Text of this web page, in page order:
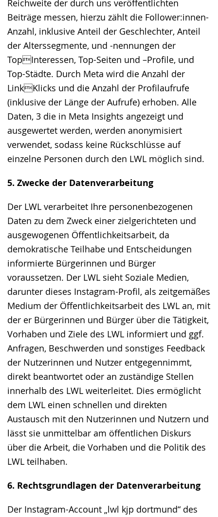
Reichweite der durch uns veröffentlichten
Beiträge messen, hierzu zählt die Follower:innen-
Anzahl, inklusive Anteil der Geschlechter, Anteil
der Alterssegmente, und -nennungen der
TopInteressen, Top-Seiten und –Profile, und
Top-Städte. Durch Meta wird die Anzahl der
LinkKlicks und die Anzahl der Profilaufrufe
(inklusive der Länge der Aufrufe) erhoben. Alle
Daten, 3 die in Meta Insights angezeigt und
ausgewertet werden, werden anonymisiert
verwendet, sodass keine Rückschlüsse auf
einzelne Personen durch den LWL möglich sind.
5. Zwecke der Datenverarbeitung
Der LWL verarbeitet Ihre personenbezogenen
Daten zu dem Zweck einer zielgerichteten und
ausgewogenen Öffentlichkeitsarbeit, da
demokratische Teilhabe und Entscheidungen
informierte Bürgerinnen und Bürger
voraussetzen. Der LWL sieht Soziale Medien,
darunter dieses Instagram-Profil, als zeitgemäßes
Medium der Öffentlichkeitsarbeit des LWL an, mit
der er Bürgerinnen und Bürger über die Tätigkeit,
Vorhaben und Ziele des LWL informiert und ggf.
Anfragen, Beschwerden und sonstiges Feedback
der Nutzerinnen und Nutzer entgegennimmt,
direkt beantwortet oder an zuständige Stellen
innerhalb des LWL weiterleitet. Dies ermöglicht
dem LWL einen schnellen und direkten
Austausch mit den Nutzerinnen und Nutzern und
lässt sie unmittelbar am öffentlichen Diskurs
über die Arbeit, die Vorhaben und die Politik des
LWL teilhaben.
6. Rechtsgrundlagen der Datenverarbeitung
Der Instagram-Account „lwl kjp dortmund“ des